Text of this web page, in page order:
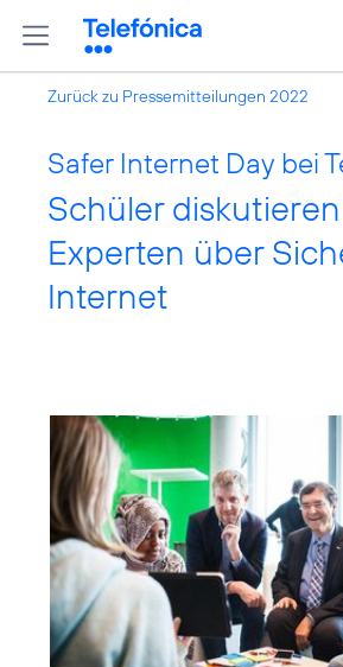
Zurück zu Pressemitteilungen 2022
Safer Internet Day bei
Schüler
Experten über
Internet